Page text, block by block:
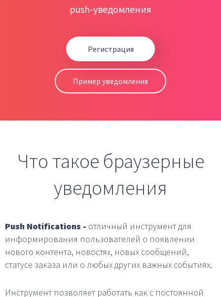
push-уведомления
Регистрация
Пример уведомления
Что такое браузерные
уведомления
Push Notifications - отличный инструмент для
информирования пользователей о появлении
нового контента, новостях, новых сообщений,
статусе заказа или о любых других важных событиях.
Инструмент позволяет работать как с постоянной